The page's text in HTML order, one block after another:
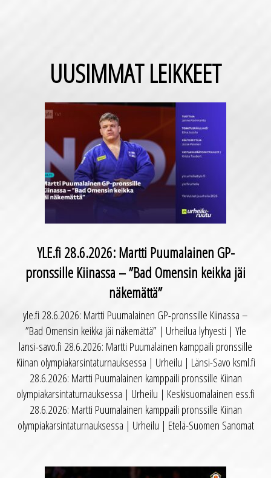
UUSIMMAT LEIKKEET
YLE.fi 28.6.2026: Martti Puumalainen GP-
pronssille Kiinassa – ”Bad Omensin keikka jäi
näkemättä”
yle.fi 28.6.2026: Martti Puumalainen GP-pronssille Kiinassa –
”Bad Omensin keikka jäi näkemättä” | Urheilua lyhyesti | Yle
lansi-savo.fi 28.6.2026: Martti Puumalainen kamppaili pronssille
Kiinan olympiakarsintaturnauksessa | Urheilu | Länsi-Savo ksml.fi
28.6.2026: Martti Puumalainen kamppaili pronssille Kiinan
olympiakarsintaturnauksessa | Urheilu | Keskisuomalainen ess.fi
28.6.2026: Martti Puumalainen kamppaili pronssille Kiinan
olympiakarsintaturnauksessa | Urheilu | Etelä-Suomen Sanomat